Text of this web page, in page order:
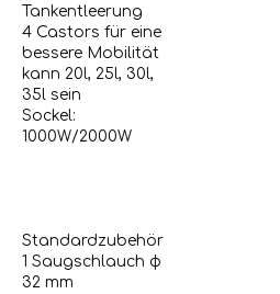
Tankentleerung
4 Castors für eine
bessere Mobilität
kann 20l, 25l, 30l,
35l sein
Sockel:
1000W/2000W
Standardzubehör
1 Saugschlauch φ
32 mm